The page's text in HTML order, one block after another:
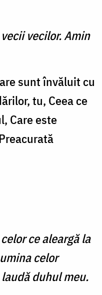
vecilor. Amin
sunt învăluit cu
tu, Ceea ce
Care este
ce aleargă la
celor
duhul meu.